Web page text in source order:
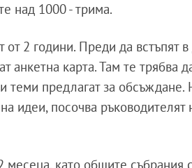
над 1000 - трима.
2 години. Преди да встъпят
анкетна карта. Там те трябва
теми предлагат за
идеи, посочва
месеца, като общите